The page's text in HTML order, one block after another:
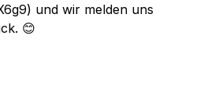
und wir melden uns
😊